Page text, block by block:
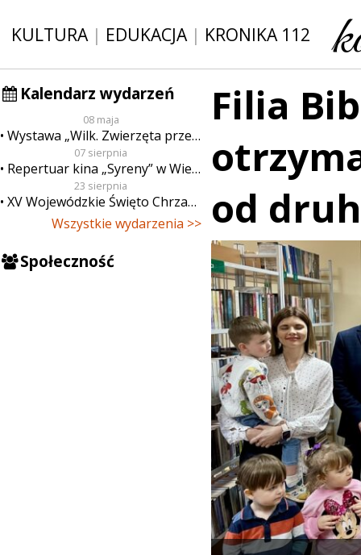
KULTURA| EDUKACJA| KRONIKA 112
Kalendarz wydarzeń
08 maja
Wystawa „Wilk. Zwierzęta przeklęte”
07 sierpnia
Repertuar kina „Syreny” w Wieluniu w dn. od 7 do 13 sierpnia
23 sierpnia
XV Wojewódzkie Święto Chrzanu
Wszystkie wydarzenia >>
Społeczność
Filia
od